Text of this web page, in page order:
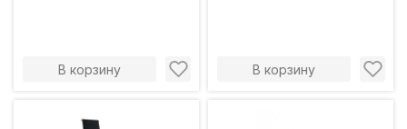
В корзину В корзину